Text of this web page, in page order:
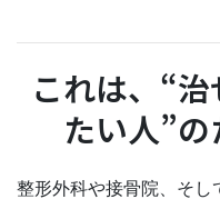
これは、“
たい人”
整形外科や接骨院、そし